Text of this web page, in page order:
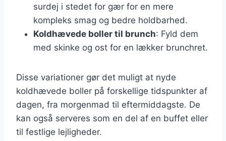
surdej i stedet for gær for en mere
kompleks smag og bedre holdbarhed.
Koldhævede boller til brunch: Fyld dem
med skinke og ost for en lækker brunchret.
Disse variationer gør det muligt at nyde
koldhævede boller på forskellige tidspunkter af
dagen, fra morgenmad til eftermiddagste. De
kan også serveres som en del af en buffet eller
til festlige lejligheder.